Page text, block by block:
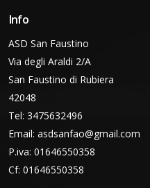
Info
ASD San Faustino
Via degli Araldi 2/A
San Faustino di Rubiera
42048
Tel: 3475632496
Email: asdsanfao@gmail.com
P.iva: 01646550358
Cf: 01646550358